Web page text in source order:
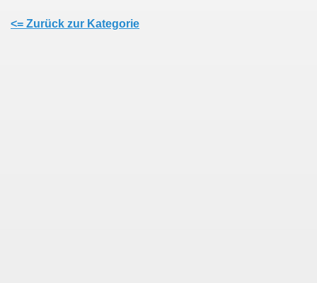
<= Zurück zur Kategorie